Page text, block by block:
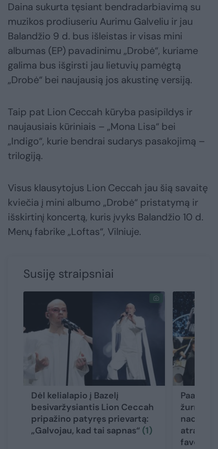
Daina sukurta tęsiant bendradarbiavimą su
muzikos prodiuseriu Aurimu Galveliu ir jau
Balandžio 9 d. bus išleistas ir visas mini
albumas (EP) pavadinimu „Drobė“, kuriame
galima bus išgirsti jau lietuvių pamėgtą
„Drobė“ bei naujausią jos akustinę versiją.
Taip pat Lion Ceccah kūryba pasipildys ir
naujausiais kūriniais – „Mona Lisa“ bei
„Indigo“, kurie bendrai sudarys pasakojimą –
trilogiją.
Visus klausytojus Lion Ceccah jau šią savaitę
kviečia į mini albumo „Drobė“ pristatymą ir
išskirtinį koncertą, kuris įvyks Balandžio 10 d.
Menų fabrike „Loftas“, Vilniuje.
Susiję straipsniai
Dėl kelialapio į Bazelį
besivaržysiantis Lion Ceccah
pripažino patyręs prievartą:
„Galvojau, kad tai sapnas“ (1)
favoritus